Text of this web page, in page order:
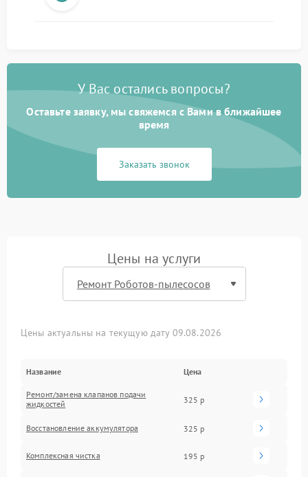
У Вас остались вопросы?
Оставьте заявку, мы свяжемся с Вами в ближайшее
время
Заказать звонок
Цены на услуги
Цены актуальны на текущую дату 09.08.2026
Название Цена
Ремонт/замена клапанов подачи
жидкостей
325 р
Восстановление аккумулятора 325 р
Комплексная чистка 195 р